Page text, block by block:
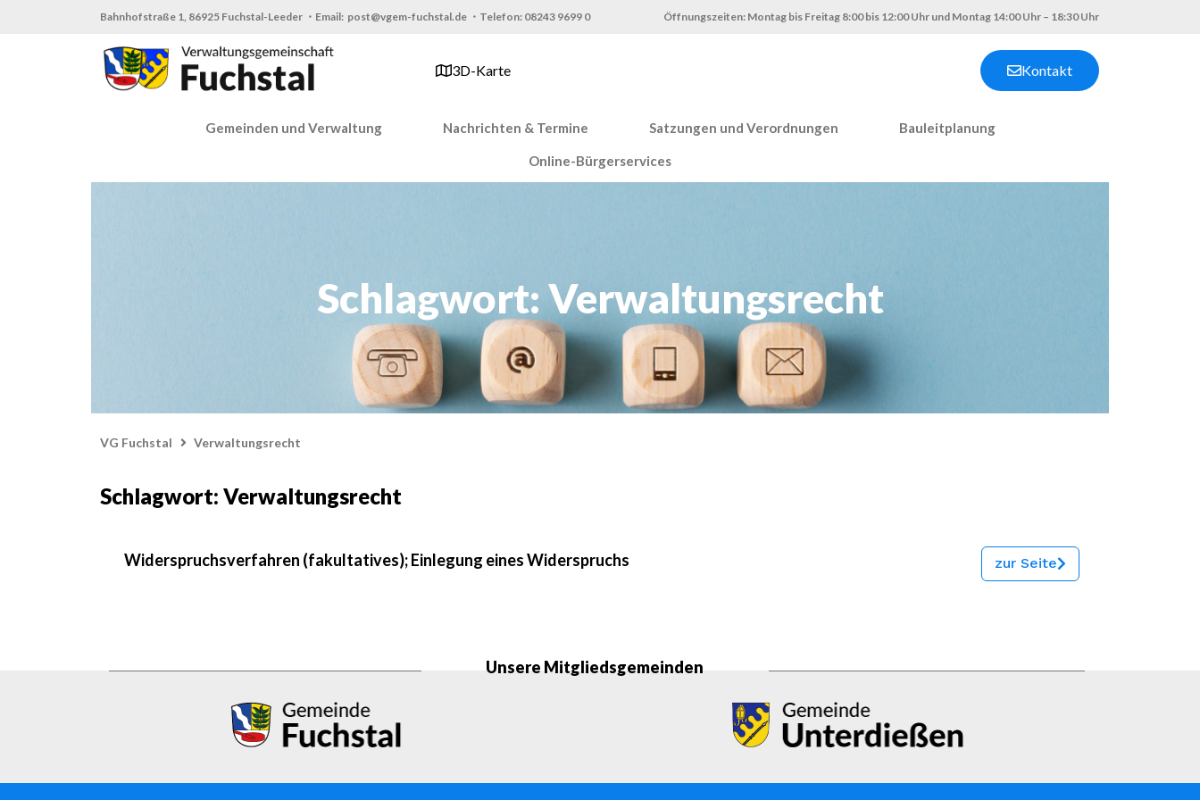
Bahnhofstraße 1, 86925 Fuchstal-Leeder ・Email: post@vgem-fuchstal.de ・Telefon: 08243 9699 0 Öffnungszeiten: Montag bis Freitag 8:00 bis 12:00 Uhr und Montag 14:00 Uhr – 18:30 Uhr
3D-Karte Kontakt
Gemeinden und Verwaltung Nachrichten & Termine Satzungen und Verordnungen Bauleitplanung
Online-Bürgerservices
Schlagwort: Verwaltungsrecht
VG Fuchstal Verwaltungsrecht
Schlagwort: Verwaltungsrecht
Widerspruchsverfahren (fakultatives); Einlegung eines Widerspruchs zur Seite
Unsere Mitgliedsgemeinden